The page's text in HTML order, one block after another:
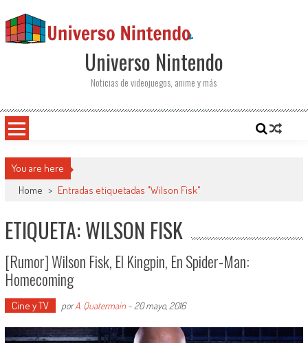
Universo Nintendo
Noticias de videojuegos, anime y más
You are here
Home > Entradas etiquetadas "Wilson Fisk"
ETIQUETA: WILSON FISK
[Rumor] Wilson Fisk, El Kingpin, En Spider-Man:
Homecoming
Cine y TV porA. Quatermain- 20 mayo, 2016